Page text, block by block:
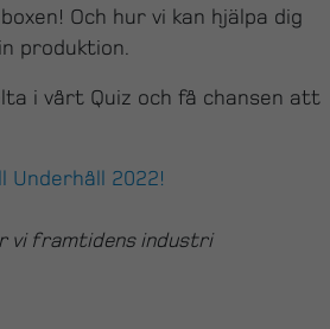
Och hur vi kan hjälpa dig
produktion.
i vårt Quiz och få chansen att
Underhåll 2022!
vi framtidens industri